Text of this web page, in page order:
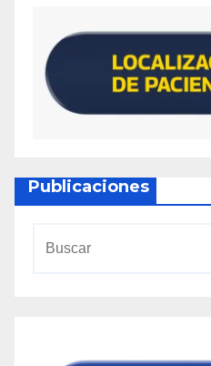
Publicaciones